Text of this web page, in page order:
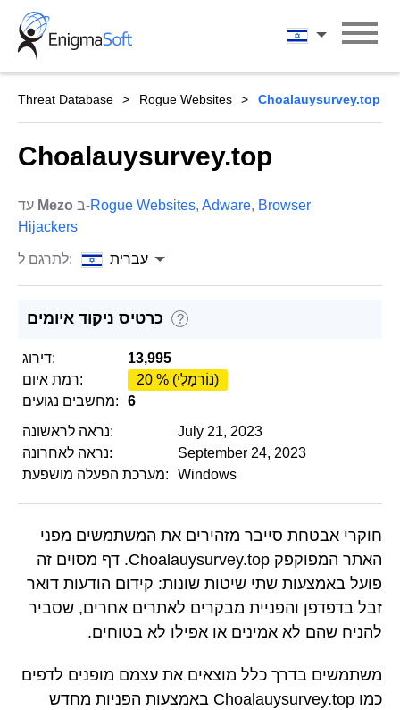
Skip
content
עברית
Threat Database Rogue Websites Choalauysurvey.top
Choalauysurvey.top
Mezo ב-Rogue Websites, Adware, Browser
Hijackers
לתרגם ל: עברית
כרטיס ניקוד איומים ?
דירוג:
13,995
רמת איום:
20 % (נוֹרמָלִי)
מחשבים נגועים:
6
נראה לראשונה:
July 21, 2023
נראה לאחרונה:
September 24, 2023
מערכת הפעלה מושפעת:
Windows
חוקרי אבטחת סייבר מזהירים את המשתמשים מפני
האתר המפוקפק Choalauysurvey.top. דף מסוים זה
פועל באמצעות שתי שיטות שונות: קידום הודעות דואר
זבל בדפדפן והפניית מבקרים לאתרים אחרים, שסביר
להניח שהם לא אמינים או אפילו לא בטוחים.
משתמשים בדרך כלל מוצאים את עצמם מופנים לדפים
כמו Choalauysurvey.top באמצעות הפניות מחדש